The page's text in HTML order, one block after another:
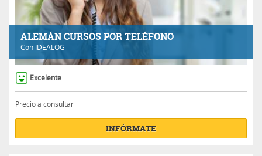
ALEMÁN CURSOS POR TELÉFONO
Con IDEALOG
Excelente
Precio a consultar
INFÓRMATE